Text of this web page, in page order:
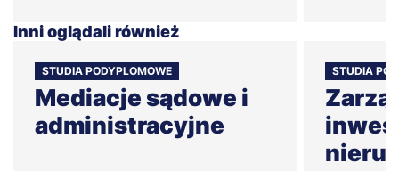
Inni oglądali również
STUDIA PODYPLOMOWE
Mediacje sądowe i
administracyjne
STUDIA